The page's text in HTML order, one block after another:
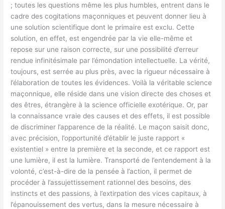
; toutes les questions même les plus humbles, entrent dans le
cadre des cogitations maçonniques et peuvent donner lieu à
une solution scientifique dont le primaire est exclu. Cette
solution, en effet, est engendrée par la vie elle-même et
repose sur une raison correcte, sur une possibilité d’erreur
rendue infinitésimale par l’émondation intellectuelle. La vérité,
toujours, est serrée au plus près, avec la rigueur nécessaire à
l’élaboration de toutes les évidences. Voilà la véritable science
maçonnique, elle réside dans une vision directe des choses et
des êtres, étrangère à la science officielle exotérique. Or, par
la connaissance vraie des causes et des effets, il est possible
de discriminer l’apparence de la réalité. Le maçon saisit donc,
avec précision, l’opportunité d’établir le juste rapport «
existentiel » entre la première et la seconde, et ce rapport est
une lumière, il est la lumière. Transporté de l’entendement à la
volonté, c’est-à-dire de la pensée à l’action, il permet de
procéder à l’assujettissement rationnel des besoins, des
instincts et des passions, à l’extirpation des vices capitaux, à
l’épanouissement des vertus, dans la mesure nécessaire à